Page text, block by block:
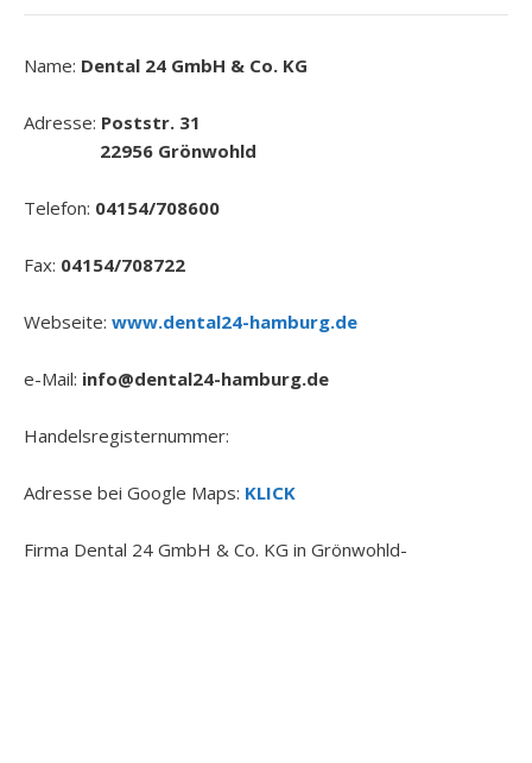
Name: Dental 24 GmbH & Co. KG
Adresse: Poststr. 31
22956 Grönwohld
Telefon: 04154/708600
Fax: 04154/708722
Webseite: www.dental24-hamburg.de
e-Mail: info@dental24-hamburg.de
Handelsregisternummer:
Adresse bei Google Maps: KLICK
Firma Dental 24 GmbH & Co. KG in Grönwohld-